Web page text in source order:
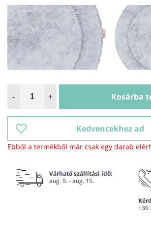
- + Kosárba
Kedvencekhez ad
Ebből a termékből már csak egy darab
Várható szállítási idő:
aug. 9. - aug. 15.
+36